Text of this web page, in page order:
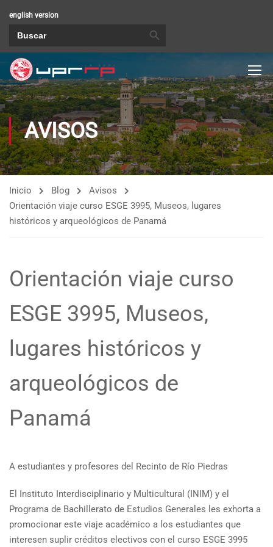
english version
AVISOS
Inicio Blog
Avisos
Orientación viaje curso ESGE 3995, Museos, lugares
históricos y arqueológicos de Panamá
Orientación viaje curso
ESGE 3995, Museos,
lugares históricos y
arqueológicos de
Panamá
A estudiantes y profesores del Recinto de Río Piedras
El Instituto Interdisciplinario y Multicultural (INIM) y el
Programa de Bachillerato de Estudios Generales les exhorta a
promocionar este viaje académico a los estudiantes que
interesen suplir créditos electivos con el curso ESGE 3995